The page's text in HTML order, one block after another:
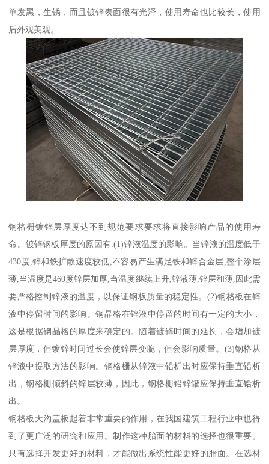
单发黑，生锈，而且镀锌表面很有光泽，使用寿命也比较长，使用
后外观美观。
钢格栅镀锌层厚度达不到规范要求要求将直接影响产品的使用寿
命。镀锌钢板厚度的原因有:(1)锌液温度的影响。当锌液的温度低于
430度,锌和铁扩散速度较低,不容易产生满足铁和锌合金层,整个涂层
薄,当温度是460度锌层加厚,当温度继续上升,锌液薄,锌层和薄,因此需
要严格控制锌液的温度，以保证钢板质量的稳定性。(2)钢格板在锌
液中停留时间的影响。钢晶格在锌液中停留的时间有一定的大小，
这是根据钢晶格的厚度来确定的。随着镀锌时间的延长，会增加镀
层厚度，但镀锌时间过长会使锌层变脆，但会影响质量。(3)钢格从
锌液中提取方法的影响。钢格栅从锌液中铅析出时应保持垂直铅析
出，钢格栅倾斜的锌层较薄，因此，钢格栅铅锌罐应保持垂直铅析
出。
钢格板天沟盖板起着非常重要的作用，在我国建筑工程行业中也得
到了更广泛的研究和应用。制作这种胎面的材料的选择也很重要。
只有选择开发更好的材料，才能做出系统性能更好的胎面。在选材